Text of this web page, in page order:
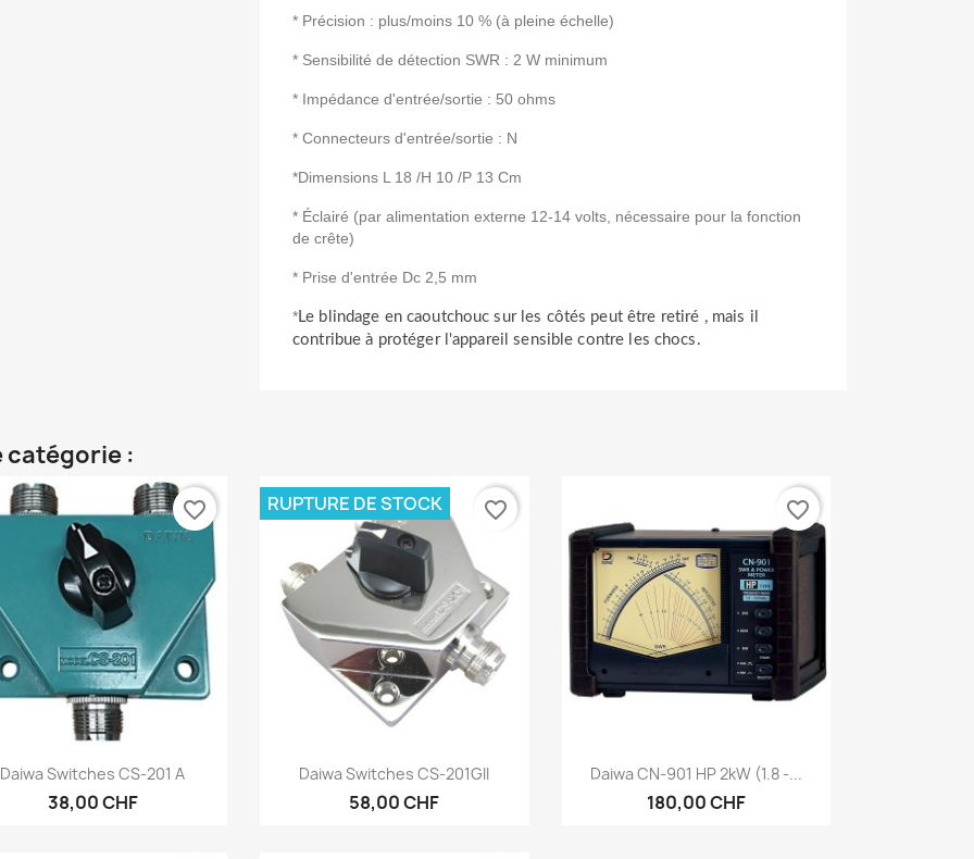
* Précision : plus/moins 10 % (à pleine échelle)
* Sensibilité de détection SWR : 2 W minimum
* Impédance d'entrée/sortie : 50 ohms
* Connecteurs d'entrée/sortie : N
*Dimensions L 18 /H 10 /P 13 Cm
* Éclairé (par alimentation externe 12-14 volts, nécessaire pour la fonction
de crête)
* Prise d'entrée Dc 2,5 mm
* Le blindage en caoutchouc sur les côtés peut être retiré , mais il
contribue à protéger l'appareil sensible contre les chocs.
catégorie :
Aperçu rapide
Daiwa Switches CS-201 A
38,00 CHF
favorite_border
Aperçu rapide
Daiwa Switches CS-201GII
58,00 CHF
RUPTURE DE STOCK favorite_border
Aperçu rapide
Daiwa CN-901 HP 2kW (1.8 -...
180,00 CHF
favorite_border